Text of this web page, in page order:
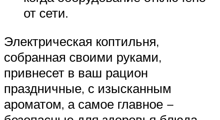
от сети.
Электрическая коптильня,
собранная своими руками,
привнесет в ваш рацион
праздничные, с изысканным
ароматом, а самое главное −